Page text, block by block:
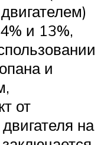
и 13%,
и
от
на